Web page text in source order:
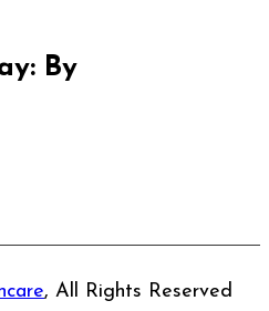
By
, All Rights Reserved